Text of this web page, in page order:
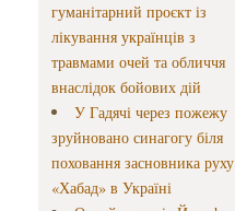
гуманітарний проєкт із
лікування українців з
травмами очей та обличчя
внаслідок бойових дій
У Гадячі через пожежу
зруйновано синагогу біля
поховання засновника руху
«Хабад» в Україні